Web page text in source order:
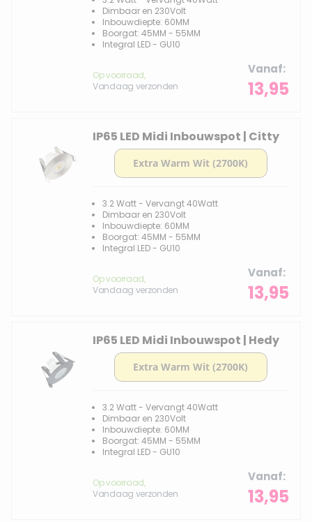
Dimbaar en 230Volt
Inbouwdiepte: 60MM
Boorgat: 45MM - 55MM
Integral LED - GU10
Op voorraad,
Vandaag verzonden
Vanaf
13,95
IP65 LED Midi Inbouwspot | Citty
3.2 Watt - Vervangt 40Watt
Dimbaar en 230Volt
Inbouwdiepte: 60MM
Boorgat: 45MM - 55MM
Integral LED - GU10
Op voorraad,
Vandaag verzonden
Vanaf
13,95
IP65 LED Midi Inbouwspot | Hedy
3.2 Watt - Vervangt 40Watt
Dimbaar en 230Volt
Inbouwdiepte: 60MM
Boorgat: 45MM - 55MM
Integral LED - GU10
Op voorraad,
Vandaag verzonden
Vanaf
13,95